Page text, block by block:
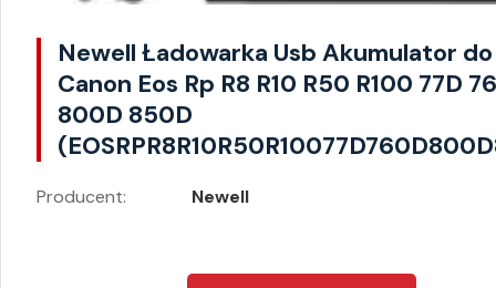
Newell Ładowarka Usb Akumulator do
Canon Eos Rp R8 R10 R50 R100 77D
800D 850D
Producent: Newell